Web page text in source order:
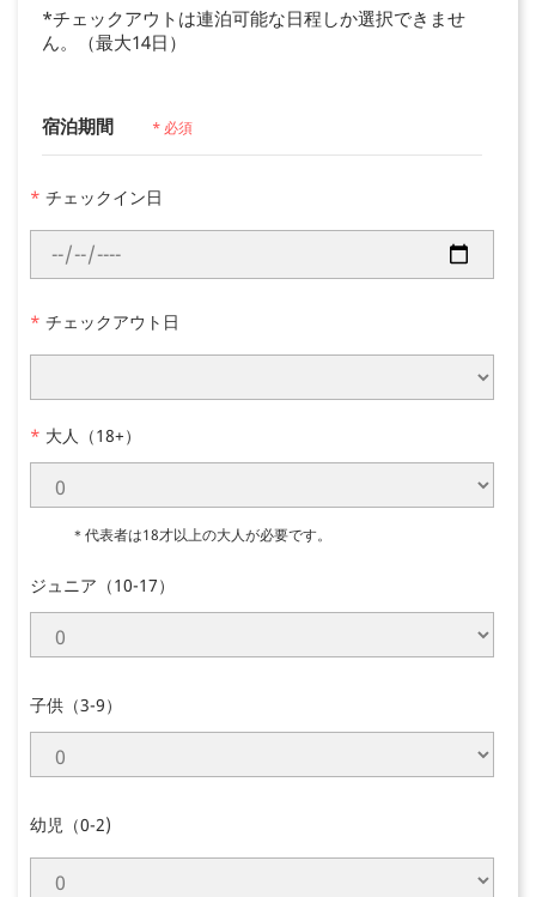
*チェックアウトは連泊可能な日程しか選択できませ
ん。（最大14日）
宿泊期間 * 必須
* チェックイン日
* チェックアウト日
* 大人（18+）
＊代表者は18才以上の大人が必要です。
ジュニア（10-17）
子供（3-9）
幼児（0-2)